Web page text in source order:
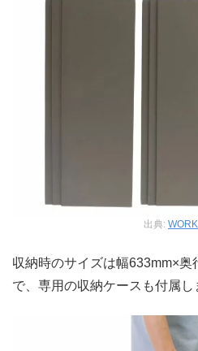
出典:
収納時のサイズは幅633mm×奥
で、専用の収納ケースも付属し